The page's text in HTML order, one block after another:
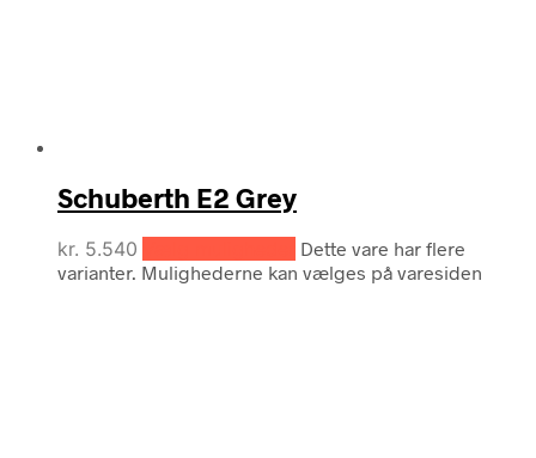
Schuberth E2 Grey
kr. 5.540
Dette vare har flere
varianter. Mulighederne kan vælges på varesiden